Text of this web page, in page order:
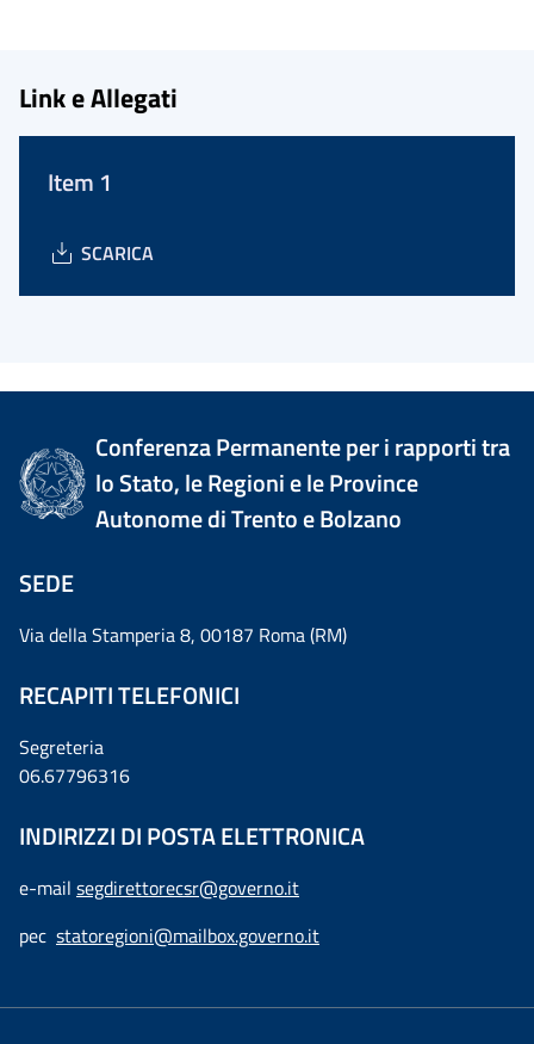
Link e Allegati
Item 1
SCARICA
Conferenza Permanente per i rapporti tra
lo Stato, le Regioni e le Province
Autonome di Trento e Bolzano
SEDE
Via della Stamperia 8, 00187 Roma (RM)
RECAPITI TELEFONICI
Segreteria
06.67796316
INDIRIZZI DI POSTA ELETTRONICA
e-mail segdirettorecsr@governo.it
pec statoregioni@mailbox.governo.it